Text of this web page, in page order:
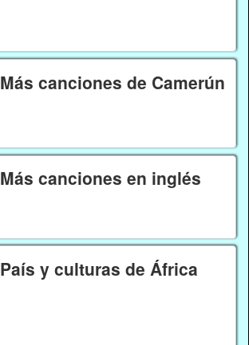
Más canciones de Camerún
Más canciones en inglés
País y culturas de África